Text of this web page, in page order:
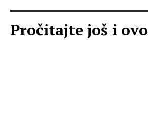
Pročitajte još i